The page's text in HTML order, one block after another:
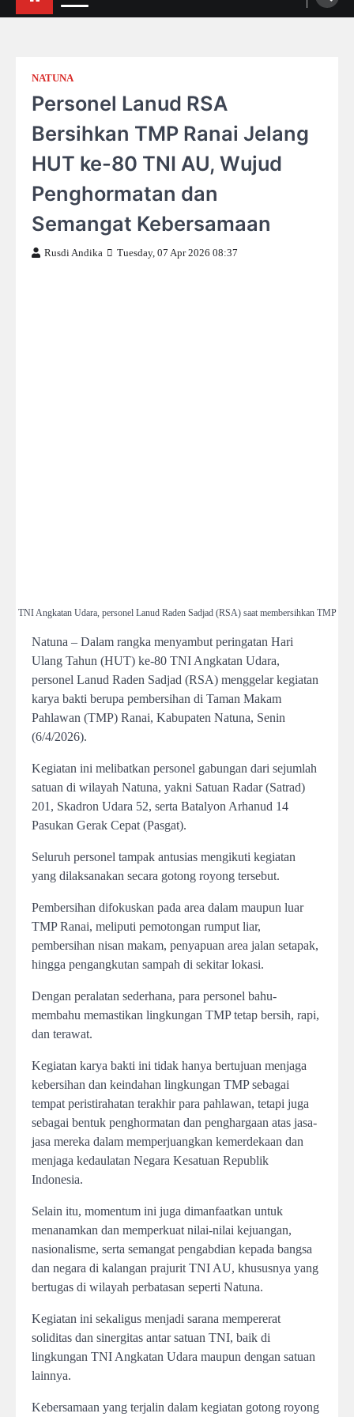
NATUNA
Personel Lanud RSA
Bersihkan TMP Ranai Jelang
HUT ke-80 TNI AU, Wujud
Penghormatan dan
Semangat Kebersamaan
Rusdi Andika Tuesday, 07 Apr 2026 08:37
TNI Angkatan Udara, personel Lanud Raden Sadjad (RSA) saat membersihkan TMP
Natuna – Dalam rangka menyambut peringatan Hari
Ulang Tahun (HUT) ke-80 TNI Angkatan Udara,
personel Lanud Raden Sadjad (RSA) menggelar kegiatan
karya bakti berupa pembersihan di Taman Makam
Pahlawan (TMP) Ranai, Kabupaten Natuna, Senin
(6/4/2026).
Kegiatan ini melibatkan personel gabungan dari sejumlah
satuan di wilayah Natuna, yakni Satuan Radar (Satrad)
201, Skadron Udara 52, serta Batalyon Arhanud 14
Pasukan Gerak Cepat (Pasgat).
Seluruh personel tampak antusias mengikuti kegiatan
yang dilaksanakan secara gotong royong tersebut.
Pembersihan difokuskan pada area dalam maupun luar
TMP Ranai, meliputi pemotongan rumput liar,
pembersihan nisan makam, penyapuan area jalan setapak,
hingga pengangkutan sampah di sekitar lokasi.
Dengan peralatan sederhana, para personel bahu-
membahu memastikan lingkungan TMP tetap bersih, rapi,
dan terawat.
Kegiatan karya bakti ini tidak hanya bertujuan menjaga
kebersihan dan keindahan lingkungan TMP sebagai
tempat peristirahatan terakhir para pahlawan, tetapi juga
sebagai bentuk penghormatan dan penghargaan atas jasa-
jasa mereka dalam memperjuangkan kemerdekaan dan
menjaga kedaulatan Negara Kesatuan Republik
Indonesia.
Selain itu, momentum ini juga dimanfaatkan untuk
menanamkan dan memperkuat nilai-nilai kejuangan,
nasionalisme, serta semangat pengabdian kepada bangsa
dan negara di kalangan prajurit TNI AU, khususnya yang
bertugas di wilayah perbatasan seperti Natuna.
Kegiatan ini sekaligus menjadi sarana mempererat
soliditas dan sinergitas antar satuan TNI, baik di
lingkungan TNI Angkatan Udara maupun dengan satuan
lainnya.
Kebersamaan yang terjalin dalam kegiatan gotong royong